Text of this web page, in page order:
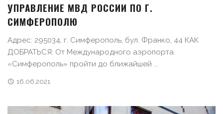
УПРАВЛЕНИЕ МВД РОССИИ ПО Г.
СИМФЕРОПОЛЮ
Адрес: 295034, г. Симферополь, бул. Франко, 44 КАК
ДОБРАТЬСЯ: От Международного аэропорта
«Симферополь» пройти до ближайшей ...
16.06.2021